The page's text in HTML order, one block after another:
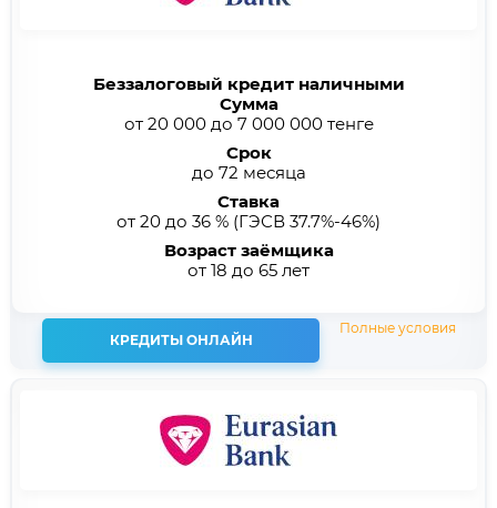
Беззалоговый кредит наличными
Сумма
от 20 000 до 7 000 000 тенге
Срок
до 72 месяца
Ставка
от 20 до 36 % (ГЭСВ 37.7%-46%)
Возраст заёмщика
от 18 до 65 лет
КРЕДИТЫ ОНЛАЙН
Полные условия